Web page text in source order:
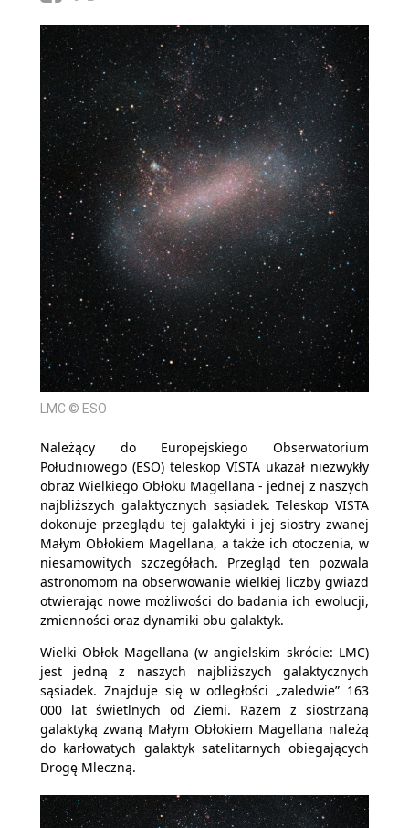
LMC © ESO
Należący do Europejskiego Obserwatorium
Południowego (ESO) teleskop VISTA ukazał niezwykły
obraz Wielkiego Obłoku Magellana - jednej z naszych
najbliższych galaktycznych sąsiadek. Teleskop VISTA
dokonuje przeglądu tej galaktyki i jej siostry zwanej
Małym Obłokiem Magellana, a także ich otoczenia, w
niesamowitych szczegółach. Przegląd ten pozwala
astronomom na obserwowanie wielkiej liczby gwiazd
otwierając nowe możliwości do badania ich ewolucji,
zmienności oraz dynamiki obu galaktyk.
Wielki Obłok Magellana (w angielskim skrócie: LMC)
jest jedną z naszych najbliższych galaktycznych
sąsiadek. Znajduje się w odległości „zaledwie” 163
000 lat świetlnych od Ziemi. Razem z siostrzaną
galaktyką zwaną Małym Obłokiem Magellana należą
do karłowatych galaktyk satelitarnych obiegających
Drogę Mleczną.